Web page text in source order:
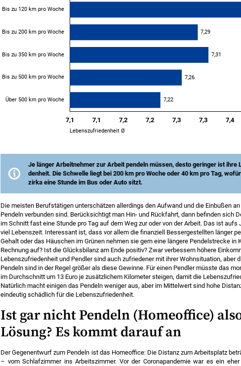
Je länger Arbeitnehmer zur Arbeit pendeln müssen, desto geringer ist ihre
denheit. Die Schwelle liegt bei 200 km pro Woche oder 40 km pro Tag,
zirka eine Stunde im Bus oder Auto sitzt.
Anmerkung : Selbstständige sind nicht berücksichtigt.
Die meisten Berufstätigen unterschätzen allerdings den Aufwand und die Einbußen
Pendeln verbunden sind. Berücksichtigt man Hin- und Rückfahrt, dann befinden sich
im Schnitt fast eine Stunde pro Tag auf dem Weg zur oder von der Arbeit. Das ist aufs
viel Lebenszeit. Interessant ist, dass vor allem die finanziell Bessergestellten länger
Gehalt oder das Häuschen im Grünen nehmen sie gern eine längere Pendelstrecke in
Rechnung auf? Ist die Glücksbilanz am Ende positiv? Zwar verbessern höhere
Lebenszufriedenheit und Pendler sind auch zufriedener mit ihrer Wohnsituation, aber
Pendeln sind in der Regel größer als diese Gewinne. Für einen Pendler müsste das
im Durchschnitt um 13 Euro je zusätzlichem Kilometer steigen, damit die
Natürlich macht einigen das Pendeln weniger aus, aber im Mittelwert sind hohe
eindeutig schädlich für die Lebenszufriedenheit.
Ist gar nicht Pendeln (Homeoffice)
Lösung? Es kommt darauf an
Der Gegenentwurf zum Pendeln ist das Homeoffice: Die Distanz zum Arbeitsplatz
– vom Schlafzimmer ins Arbeitszimmer. Vor der Coronapandemie war es ein